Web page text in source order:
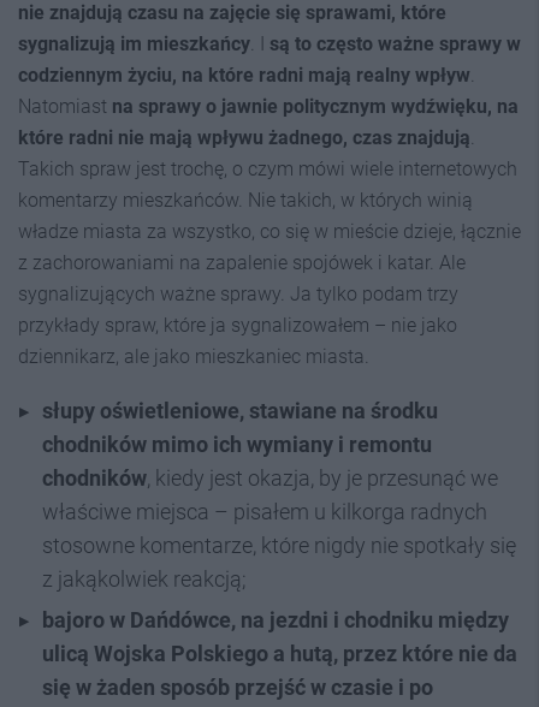
nie znajdują czasu na zajęcie się sprawami, które
sygnalizują im mieszkańcy. I
są to często ważne sprawy w
codziennym życiu, na które radni mają realny wpływ.
Natomiast na sprawy o jawnie politycznym wydźwięku, na
które radni nie mają wpływu żadnego, czas znajdują.
Takich spraw jest trochę, o czym mówi wiele internetowych
komentarzy mieszkańców. Nie takich, w których winią
władze miasta za wszystko, co się w mieście dzieje, łącznie
z zachorowaniami na zapalenie spojówek i katar. Ale
sygnalizujących ważne sprawy. Ja tylko podam trzy
przykłady spraw, które ja sygnalizowałem – nie jako
dziennikarz, ale jako mieszkaniec miasta.
słupy oświetleniowe, stawiane na środku
chodników mimo ich wymiany i remontu
chodników, kiedy jest okazja, by je przesunąć we
właściwe miejsca – pisałem u kilkorga radnych
stosowne komentarze, które nigdy nie spotkały się
z jakąkolwiek reakcją;
bajoro w Dańdówce, na jezdni i chodniku między
ulicą Wojska Polskiego a hutą, przez które nie da
się w żaden sposób przejść w czasie i po